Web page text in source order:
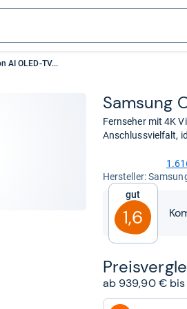
AI OLED-TV...
Sam­sung
Fernseher mit 4K
Anschlussvielfalt,
von
Sternen
Her­stel­ler:
Gut
1,6
ab 939,90 € bis